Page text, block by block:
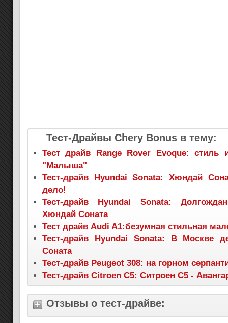
Тест-Драйвы Chery Bonus в тему:
Тест драйв Range Rover Evoque: стиль
"Малыша"
Тест-драйв Hyundai Sonata: Хюндай
дело!
Тест-драйв Hyundai Sonata:
Хюндай Соната
Тест драйв Audi A1:безумная стильная
Тест-драйв Hyundai Sonata: В Москве
Соната
Тест-драйв Peugeot 308: на горном
Тест-драйв Citroen C5: Ситроен С5 -
Отзывы о тест-драйве: